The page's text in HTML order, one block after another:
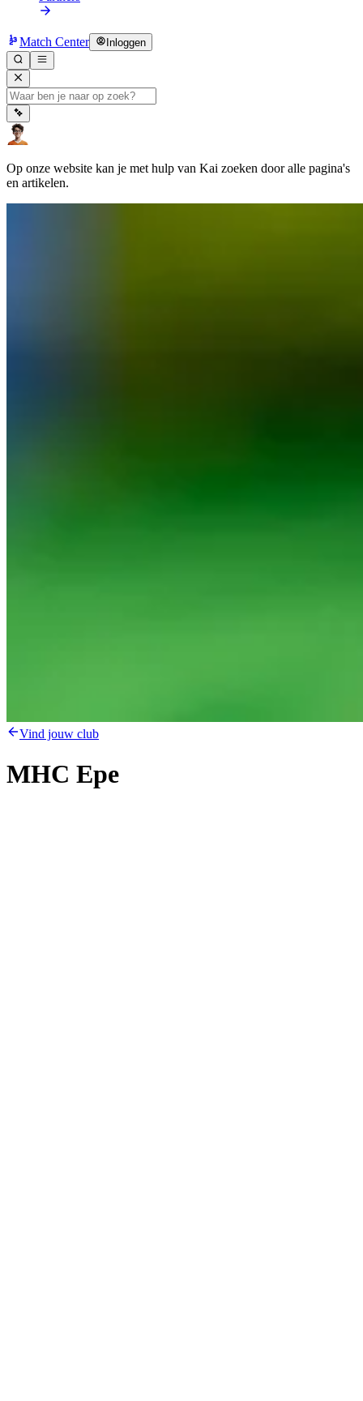
Match Center Inloggen
Op onze website kan je met hulp van Kai zoeken door alle pagina's
en artikelen.
Vind jouw club
MHC Epe